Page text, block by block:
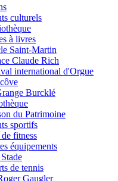
culturels
à livres
Saint-Martin
Claude Rich
international d'Orgue
Burcklé
du Patrimoine
sportifs
fitness
équipements
de tennis
Gaugler